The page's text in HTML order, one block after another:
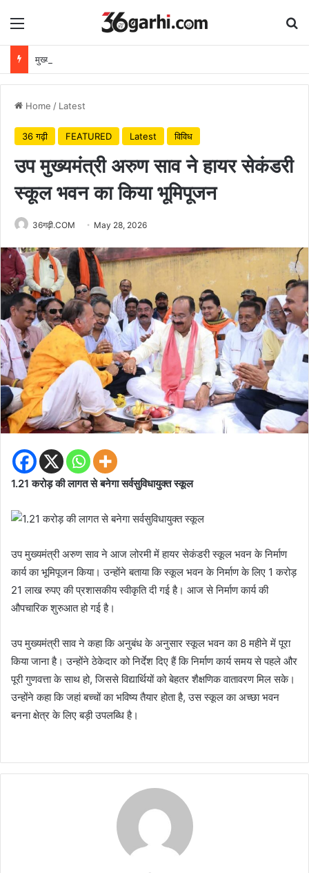
Menu
Home / Latest
36 गढ़ी FEATURED Latest विविध
उप मुख्यमंत्री अरुण साव ने हायर सेकंडरी
स्कूल भवन का किया भूमिपूजन
36गढ़ी.COM May 28, 2026
1.21 करोड़ की लागत से बनेगा सर्वसुविधायुक्त स्कूल
उप मुख्यमंत्री अरुण साव ने आज लोरमी में हायर सेकंडरी स्कूल भवन के निर्माण
कार्य का भूमिपूजन किया। उन्होंने बताया कि स्कूल भवन के निर्माण के लिए 1 करोड़
21 लाख रुपए की प्रशासकीय स्वीकृति दी गई है। आज से निर्माण कार्य की
औपचारिक शुरुआत हो गई है।
उप मुख्यमंत्री साव ने कहा कि अनुबंध के अनुसार स्कूल भवन का 8 महीने में पूरा
किया जाना है। उन्होंने ठेकेदार को निर्देश दिए हैं कि निर्माण कार्य समय से पहले और
पूरी गुणवत्ता के साथ हो, जिससे विद्यार्थियों को बेहतर शैक्षणिक वातावरण मिल सके।
उन्होंने कहा कि जहां बच्चों का भविष्य तैयार होता है, उस स्कूल का अच्छा भवन
बनना क्षेत्र के लिए बड़ी उपलब्धि है।